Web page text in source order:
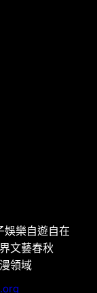
娛樂自遊自在
文藝春秋
領域